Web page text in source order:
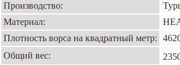
Производство:
Материал:
Плотность ворса на квадратный метр:
Общий вес: